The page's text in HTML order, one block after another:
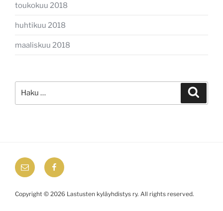
toukokuu 2018
huhtikuu 2018
maaliskuu 2018
email Facebook
Copyright © 2026 Lastusten kyläyhdistys ry. All rights reserved.